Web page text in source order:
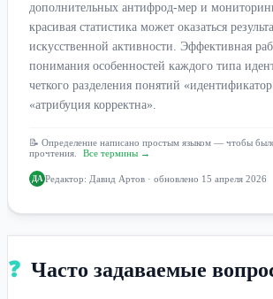
дополнительных антифрод-мер и
красивая статистика может оказаться
искусственной активности. Эффективная
понимания особенностей каждого типа
четкого разделения понятий
«атрибуция корректна».
📝 Определение написано простым языком — чтобы
прочтения.
Все термины →
ДА Редактор: Давид Артов · обновлено 15 апреля 2026
❓ Часто задаваемые